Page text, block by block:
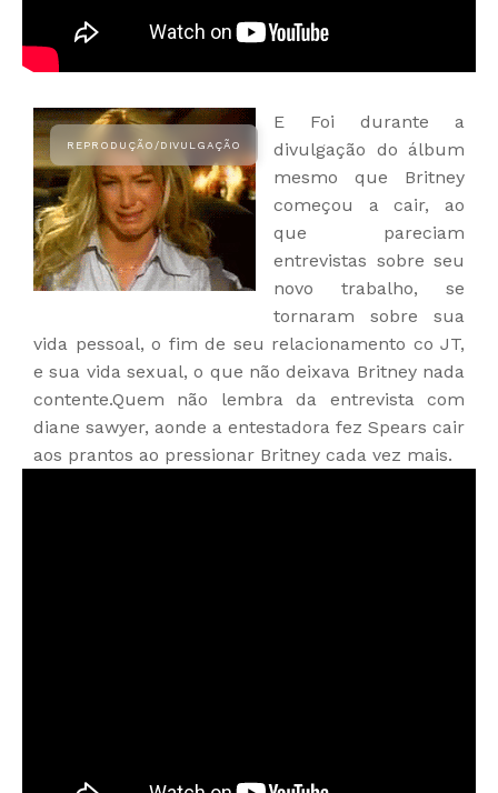
E Foi durante a
divulgação do álbum
mesmo que Britney
começou a cair, ao
que pareciam
entrevistas sobre seu
novo trabalho, se
tornaram sobre sua
vida pessoal, o fim de seu relacionamento co JT,
e sua vida sexual, o que não deixava Britney nada
contente.Quem não lembra da entrevista com
diane sawyer, aonde a entestadora fez Spears cair
aos prantos ao pressionar Britney cada vez mais.